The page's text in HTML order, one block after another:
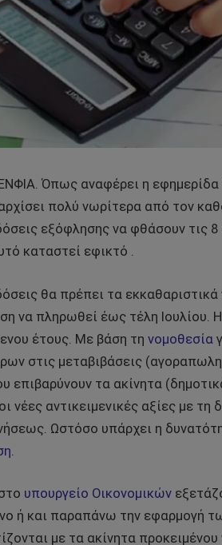
Όπως αναφέρει η
πολύ νωρίτερα από τον
εξόφλησης να φθάσουν τις
καταστεί εφικτό .
θα πρέπει τα
να πληρωθεί έως τέλη Ιουλίου.
έτους. Με βάση τη νομοθεσία
στις μεταβιβάσεις
επιβαρύνουν τα ακίνητα
αντικειμενικές αξίες με τη
Ωστόσο υπάρχει η
υπουργείο Οικονομικών
ή και παραπάνω την εφαρμογή
με τα ακίνητα